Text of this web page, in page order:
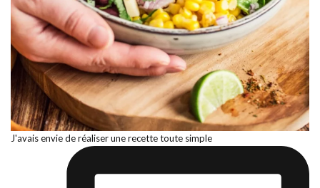
J'avais envie de réaliser une recette toute simple